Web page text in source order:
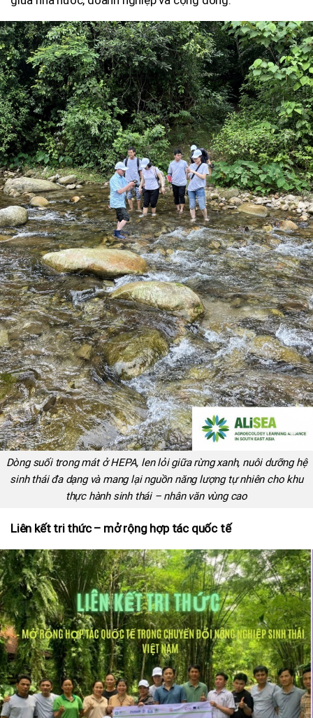
Dòng suối trong mát ở HEPA, len lỏi giữa rừng xanh, nuôi dưỡng hệ
sinh thái đa dạng và mang lại nguồn năng lượng tự nhiên cho khu
thực hành sinh thái – nhân văn vùng cao
Liên kết tri thức – mở rộng hợp tác quốc tế